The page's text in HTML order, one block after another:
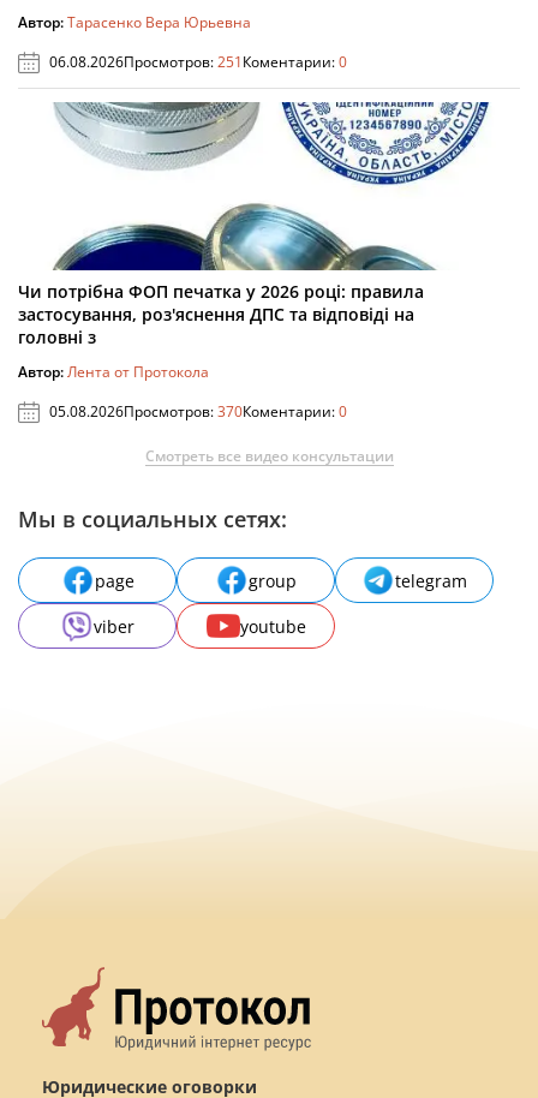
Автор:Тарасенко Вера Юрьевна
06.08.2026Просмотров:251Коментарии:0
Чи потрібна ФОП печатка у 2026 році: правила
застосування, роз'яснення ДПС та відповіді на
головні з
Автор:Лента от Протокола
05.08.2026Просмотров:370Коментарии:0
Смотреть все видео консультации
Мы в социальных сетях:
page group
telegram
viber
youtube
Юридические оговорки